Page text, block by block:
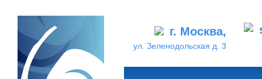
г. Москва,
ул. Зеленодольская д. 3